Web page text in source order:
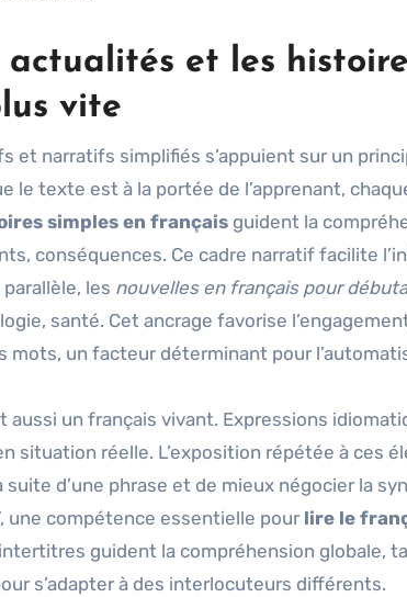
actualités et les
vite
et narratifs simplifiés s’appuient sur un
le texte est à la portée de l’apprenant,
simples en français guident la
conséquences. Ce cadre narratif facilite
les nouvelles en français pour
santé. Cet ancrage favorise
mots, un facteur déterminant pour
aussi un français vivant. Expressions
situation réelle. L’exposition répétée à ces
suite d’une phrase et de mieux négocier la
une compétence essentielle pour lire le
guident la compréhension globale,
s’adapter à des interlocuteurs différents.